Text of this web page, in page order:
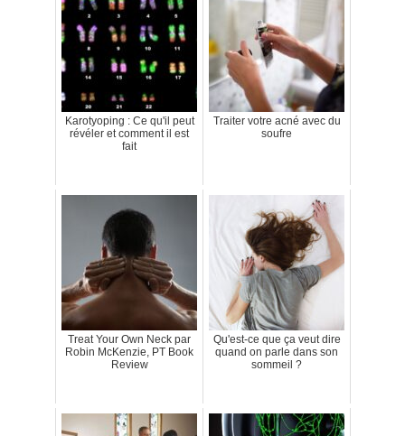
Karotyoping : Ce qu'il peut
révéler et comment il est
fait
Traiter votre acné avec du
soufre
Treat Your Own Neck par
Robin McKenzie, PT Book
Review
Qu'est-ce que ça veut dire
quand on parle dans son
sommeil ?